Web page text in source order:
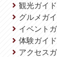
観光ガイド
グルメガ
イベント
体験ガイド
アクセス